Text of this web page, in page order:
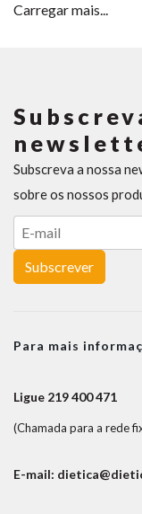
Carregar mais...
Subscreva a nossa
sobre os nossos
Subscrever
Para mais
Ligue 219 400 471
(Chamada para a rede
E-mail: